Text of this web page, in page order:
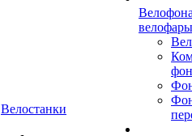
Велостанки
велофары